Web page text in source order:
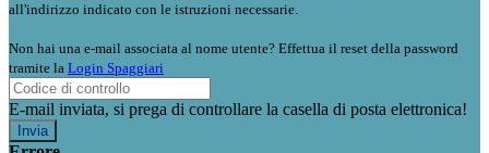
all'indirizzo indicato con le istruzioni necessarie.
Non hai una e-mail associata al nome utente? Effettua il reset della password
tramite la Login Spaggiari
E-mail inviata, si prega di controllare la casella di posta elettronica!